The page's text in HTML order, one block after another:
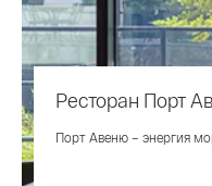
Ресторан Порт
Порт Авеню – энергия